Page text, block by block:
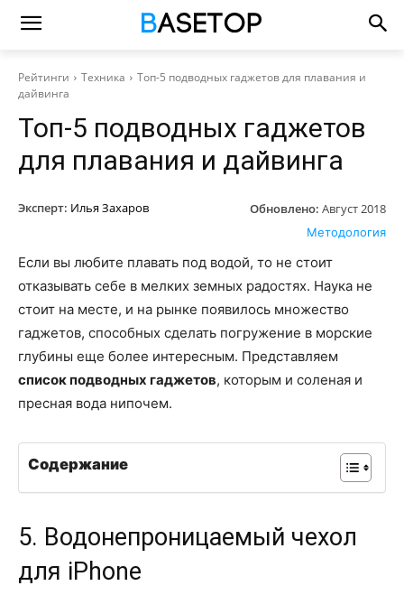
Рейтинги Техника
Топ-5 подводных гаджетов для плавания и
дайвинга
Топ-5 подводных гаджетов
для плавания и дайвинга
Эксперт: Илья Захаров Обновлено: Август 2018
Методология
Если вы любите плавать под водой, то не стоит
отказывать себе в мелких земных радостях. Наука не
стоит на месте, и на рынке появилось множество
гаджетов, способных сделать погружение в морские
глубины еще более интересным. Представляем
список подводных гаджетов, которым и соленая и
пресная вода нипочем.
Содержание
5. Водонепроницаемый чехол
для iPhone